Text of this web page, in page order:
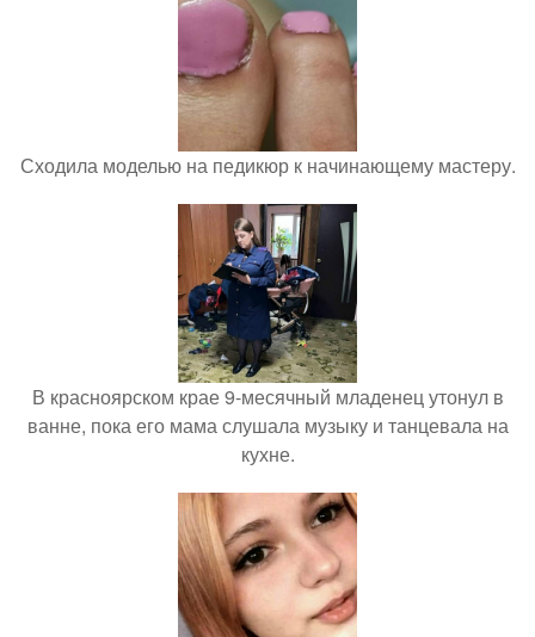
Сходила моделью на педикюр к начинающему мастеру.
В красноярском крае 9-месячный младенец утонул в
ванне, пока его мама слушала музыку и танцевала на
кухне.